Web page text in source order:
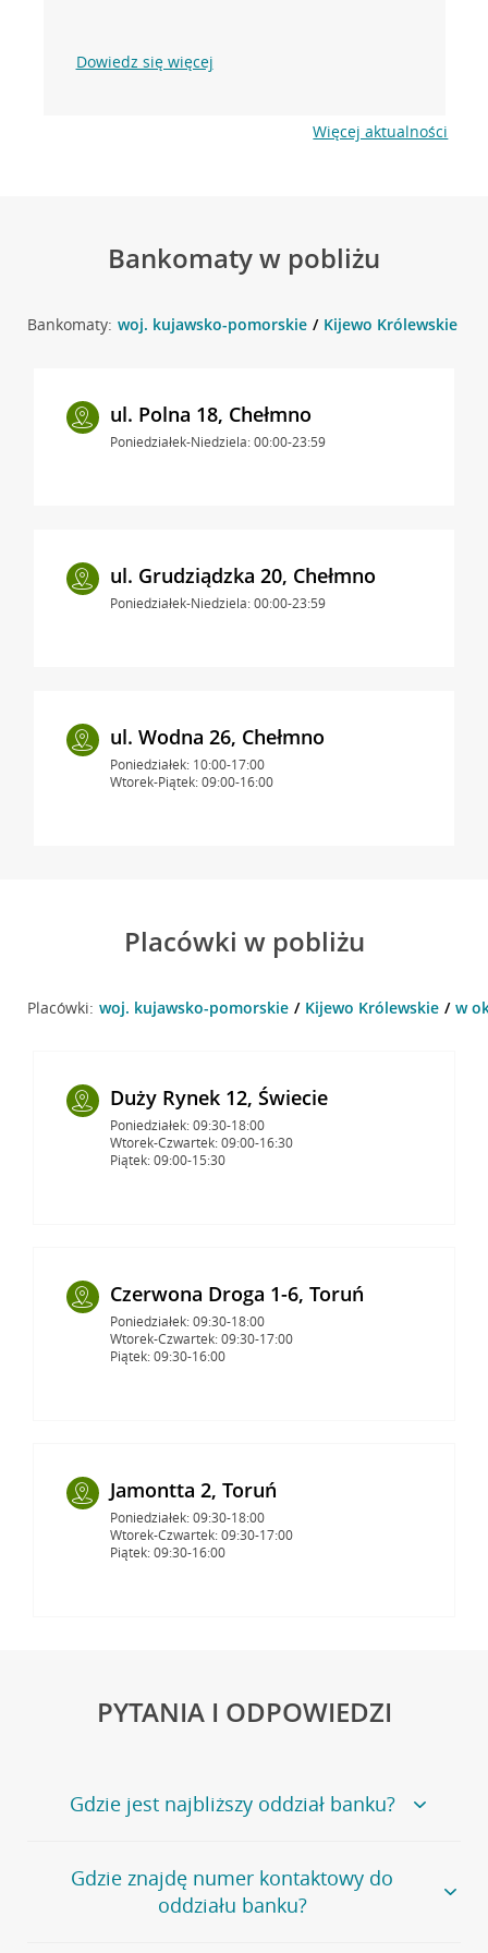
Dowiedz się więcej
Więcej aktualności
Bankomaty w pobliżu
Bankomaty: woj. kujawsko-pomorskie Kijewo Królewskie
ul. Polna 18, Chełmno
Poniedziałek-Niedziela: 00:00-23:59
ul. Grudziądzka 20, Chełmno
Poniedziałek-Niedziela: 00:00-23:59
ul. Wodna 26, Chełmno
Poniedziałek: 10:00-17:00
Wtorek-Piątek: 09:00-16:00
Placówki w pobliżu
Placówki: woj. kujawsko-pomorskie Kijewo Królewskie w
Duży Rynek 12, Świecie
Poniedziałek: 09:30-18:00
Wtorek-Czwartek: 09:00-16:30
Piątek: 09:00-15:30
Czerwona Droga 1-6, Toruń
Poniedziałek: 09:30-18:00
Wtorek-Czwartek: 09:30-17:00
Piątek: 09:30-16:00
Jamontta 2, Toruń
Poniedziałek: 09:30-18:00
Wtorek-Czwartek: 09:30-17:00
Piątek: 09:30-16:00
PYTANIA I ODPOWIEDZI
Gdzie jest najbliższy oddział banku?
Jeśli szukasz oddziału naszego banku, zapraszamy na
stronęPlacówki i bankomaty, na której znajduje się
wygodna wyszukiwarka.
Gdzie znajdę numer kontaktowy do
oddziału banku?